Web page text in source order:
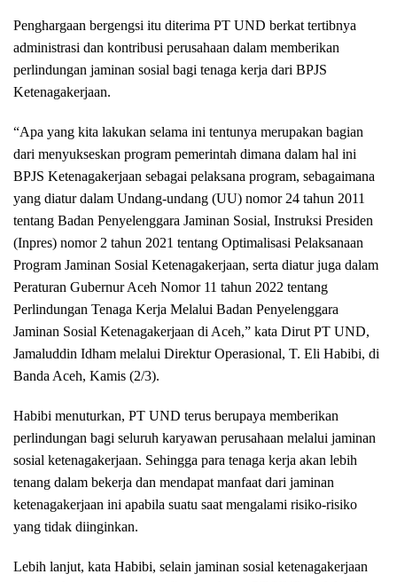
Penghargaan bergengsi itu diterima PT UND berkat tertibnya
administrasi dan kontribusi perusahaan dalam memberikan
perlindungan jaminan sosial bagi tenaga kerja dari BPJS
Ketenagakerjaan.
“Apa yang kita lakukan selama ini tentunya merupakan bagian
dari menyukseskan program pemerintah dimana dalam hal ini
BPJS Ketenagakerjaan sebagai pelaksana program, sebagaimana
yang diatur dalam Undang-undang (UU) nomor 24 tahun 2011
tentang Badan Penyelenggara Jaminan Sosial, Instruksi Presiden
(Inpres) nomor 2 tahun 2021 tentang Optimalisasi Pelaksanaan
Program Jaminan Sosial Ketenagakerjaan, serta diatur juga dalam
Peraturan Gubernur Aceh Nomor 11 tahun 2022 tentang
Perlindungan Tenaga Kerja Melalui Badan Penyelenggara
Jaminan Sosial Ketenagakerjaan di Aceh,” kata Dirut PT UND,
Jamaluddin Idham melalui Direktur Operasional, T. Eli Habibi, di
Banda Aceh, Kamis (2/3).
Habibi menuturkan, PT UND terus berupaya memberikan
perlindungan bagi seluruh karyawan perusahaan melalui jaminan
sosial ketenagakerjaan. Sehingga para tenaga kerja akan lebih
tenang dalam bekerja dan mendapat manfaat dari jaminan
ketenagakerjaan ini apabila suatu saat mengalami risiko-risiko
yang tidak diinginkan.
Lebih lanjut, kata Habibi, selain jaminan sosial ketenagakerjaan